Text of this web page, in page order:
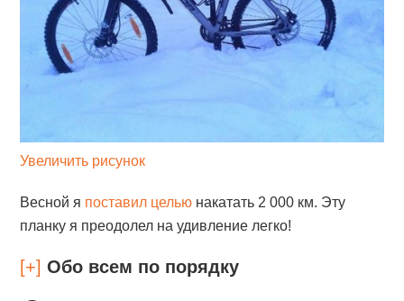
Увеличить рисунок
Весной я поставил целью накатать 2 000 км. Эту
планку я преодолел на удивление легко!
[+] Обо всем по порядку